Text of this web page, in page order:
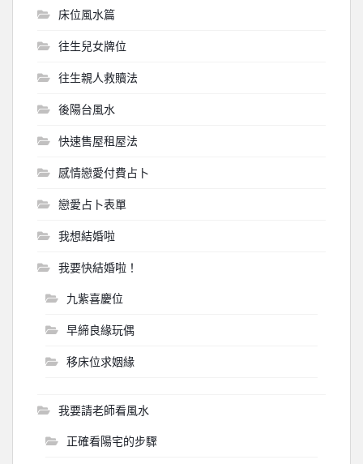
床位風水篇
往生兒女牌位
往生親人救贖法
後陽台風水
快速售屋租屋法
感情戀愛付費占卜
戀愛占卜表單
我想結婚啦
我要快結婚啦！
九紫喜慶位
早締良緣玩偶
移床位求姻緣
我要請老師看風水
正確看陽宅的步驟